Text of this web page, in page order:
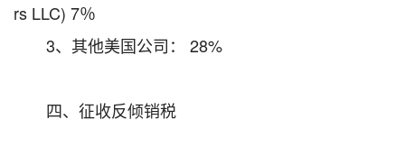
rs LLC) 7％
3、其他美国公司： 28%
四、征收反倾销税